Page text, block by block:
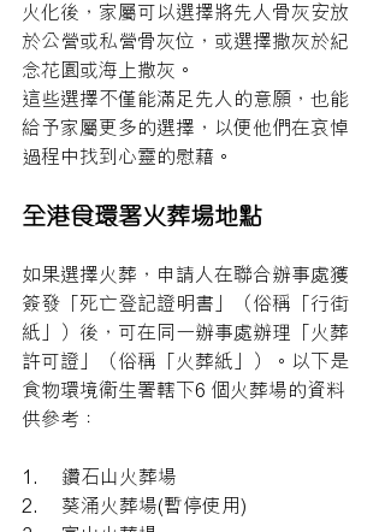
火化後，家屬可以選擇將先人骨灰安放
於公營或私營骨灰位，或選擇撒灰於紀
念花園或海上撒灰。
這些選擇不僅能滿足先人的意願，也能
給予家屬更多的選擇，以便他們在哀悼
過程中找到心靈的慰藉。
全港食環署火葬場地點
如果選擇火葬，申請人在聯合辦事處獲
簽發「死亡登記證明書」（俗稱「行街
紙」）後，可在同一辦事處辦理「火葬
許可證」（俗稱「火葬紙」）。以下是
食物環境衞生署轄下6 個火葬場的資料
供參考：
1.     鑽石山火葬場
2.     葵涌火葬場(暫停使用)